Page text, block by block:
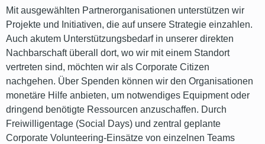
Mit ausgewählten Partnerorganisationen unterstützen wir
Projekte und Initiativen, die auf unsere Strategie einzahlen.
Auch akutem Unterstützungsbedarf in unserer direkten
Nachbarschaft überall dort, wo wir mit einem Standort
vertreten sind, möchten wir als Corporate Citizen
nachgehen. Über Spenden können wir den Organisationen
monetäre Hilfe anbieten, um notwendiges Equipment oder
dringend benötigte Ressourcen anzuschaffen. Durch
Freiwilligentage (Social Days) und zentral geplante
Corporate Volunteering-Einsätze von einzelnen Teams